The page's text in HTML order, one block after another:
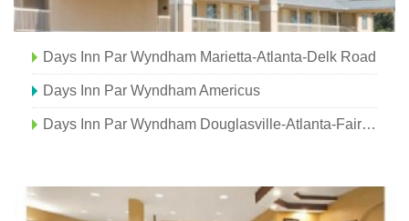
Days Inn Par Wyndham Marietta-Atlanta-Delk Road
Days Inn Par Wyndham Americus
Days Inn Par Wyndham Douglasville-Atlanta-Fairburn Road